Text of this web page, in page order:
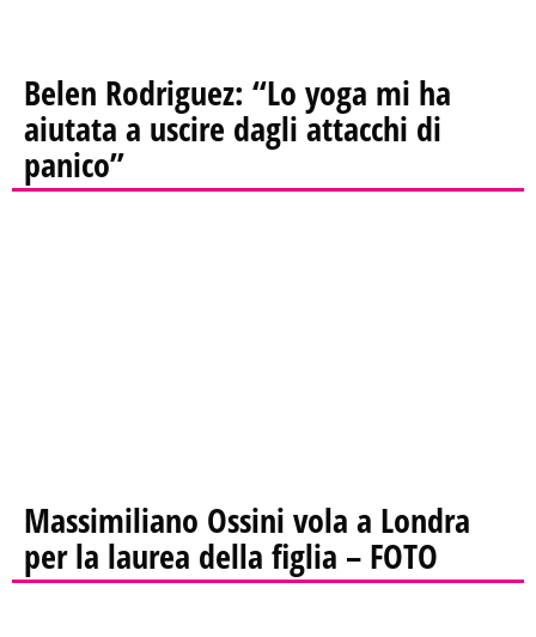
Belen Rodriguez: “Lo yoga mi ha
aiutata a uscire dagli attacchi di
panico”
Massimiliano Ossini vola a Londra
per la laurea della figlia – FOTO